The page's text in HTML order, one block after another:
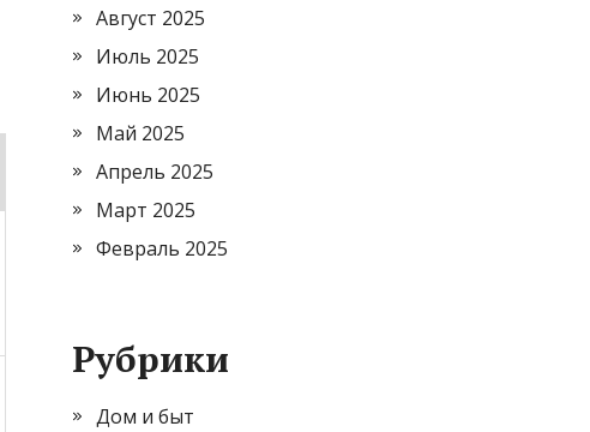
Август 2025
Июль 2025
Июнь 2025
Май 2025
Апрель 2025
Март 2025
Февраль 2025
Рубрики
Дом и быт